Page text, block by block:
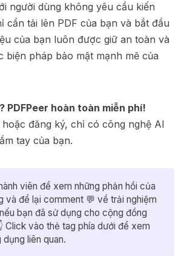
người dùng không yêu cầu kiến
cần tải lên PDF của bạn và bắt đầu
của bạn luôn được giữ an toàn và
biện pháp bảo mật mạnh mẽ của
PDFPeer hoàn toàn miễn phí!
đăng ký, chỉ có công nghệ AI
tay của bạn.
viên để xem những phản hồi của
và để lại comment 💬 về trải nghiệm
bạn đã sử dụng cho cộng đồng
Click vào thẻ tag phía dưới để xem
dụng liên quan.